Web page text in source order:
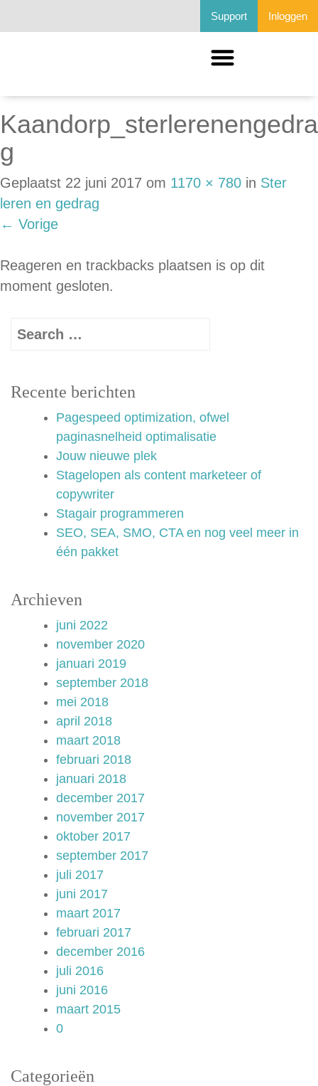
Support Inloggen
Kaandorp_sterlerenengedra
g
Geplaatst 22 juni 2017 om 1170 × 780 in Ster
leren en gedrag
← Vorige
Reageren en trackbacks plaatsen is op dit
moment gesloten.
Recente berichten
Pagespeed optimization, ofwel
paginasnelheid optimalisatie
Jouw nieuwe plek
Stagelopen als content marketeer of
copywriter
Stagair programmeren
SEO, SEA, SMO, CTA en nog veel meer in
één pakket
Archieven
juni 2022
november 2020
januari 2019
september 2018
mei 2018
april 2018
maart 2018
februari 2018
januari 2018
december 2017
november 2017
oktober 2017
september 2017
juli 2017
juni 2017
maart 2017
februari 2017
december 2016
juli 2016
juni 2016
maart 2015
0
Categorieën